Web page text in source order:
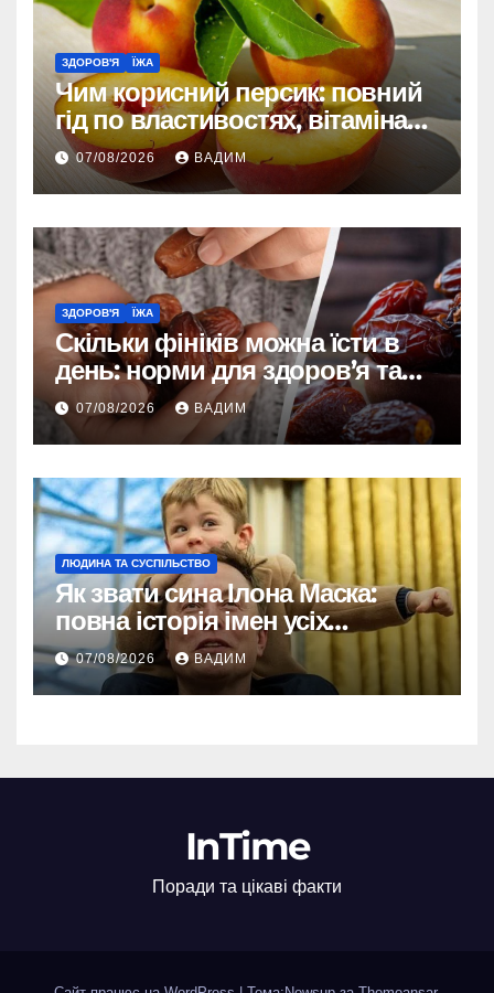
ЗДОРОВ'Я ЇЖА
Чим корисний персик: повний
гід по властивостях, вітамінах і
впливі на організм
07/08/2026 ВАДИМ
ЗДОРОВ'Я ЇЖА
Скільки фініків можна їсти в
день: норми для здоров’я та
енергії
07/08/2026 ВАДИМ
ЛЮДИНА ТА СУСПІЛЬСТВО
Як звати сина Ілона Маска:
повна історія імен усіх
хлопчиків мільярдера
07/08/2026 ВАДИМ
InTime
Поради та цікаві факти